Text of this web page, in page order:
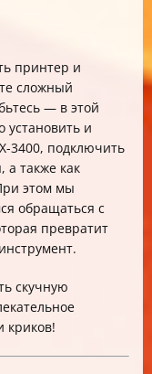
цифр и
принтер и
сложный
— в этой
установить и
3400, подключить
а также как
этом мы
обращаться с
превратит
скучную
криков!